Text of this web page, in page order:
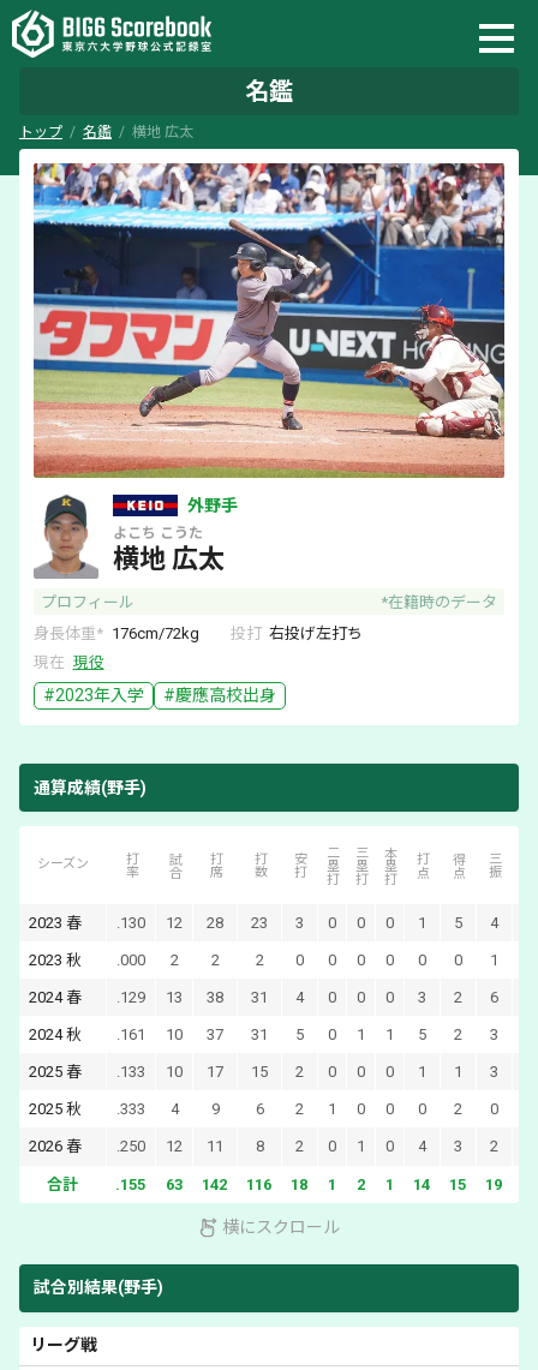
名鑑
トップ 名鑑 横地 広太
外野手
横地 広太
よこち こうた
プロフィール
*在籍時のデータ
身長体重* 176cm/72kg 投打 右投げ左打ち
現在 現役
#2023年入学 #慶應高校出身
通算成績(野手)
シーズン 打率 試合 打席 打数 安打 二塁打 三塁打 本塁打 打点 得点 三振
2023 春 .130 12 28 23 3 0 0 0 1 5 4
2023 秋 .000 2 2 2 0 0 0 0 0 0 1
2024 春 .129 13 38 31 4 0 0 0 3 2 6
2024 秋 .161 10 37 31 5 0 1 1 5 2 3
2025 春 .133 10 17 15 2 0 0 0 1 1 3
2025 秋 .333 4 9 6 2 1 0 0 0 2 0
2026 春 .250 12 11 8 2 0 1 0 4 3 2
合計 .155 63 142 116 18 1 2 1 14 15 19
横にスクロール
試合別結果(野手)
リーグ戦